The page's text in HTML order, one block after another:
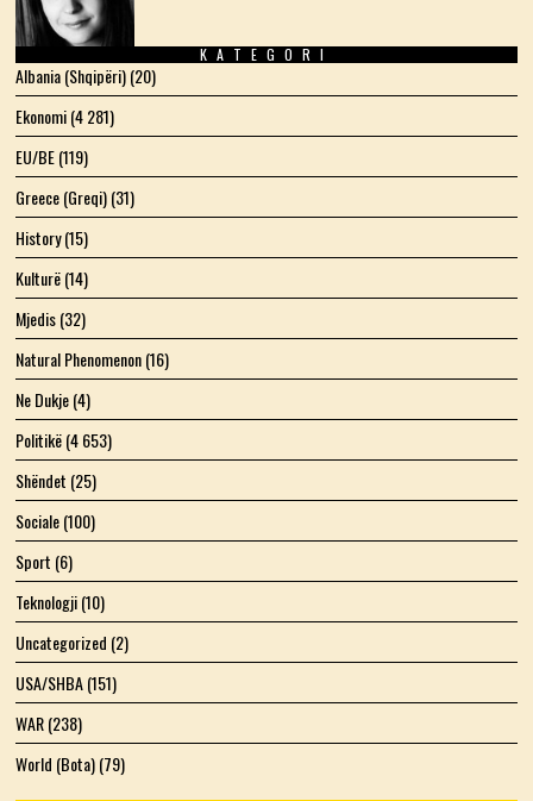
KATEGORI
Albania (Shqipëri)(20)
Ekonomi(4 281)
EU/BE(119)
Greece (Greqi)(31)
History(15)
Kulturë(14)
Mjedis(32)
Natural Phenomenon(16)
Ne Dukje(4)
Politikë(4 653)
Shëndet (25)
Sociale(100)
Sport (6)
Teknologji(10)
Uncategorized (2)
USA/SHBA(151)
WAR(238)
World (Bota)(79)